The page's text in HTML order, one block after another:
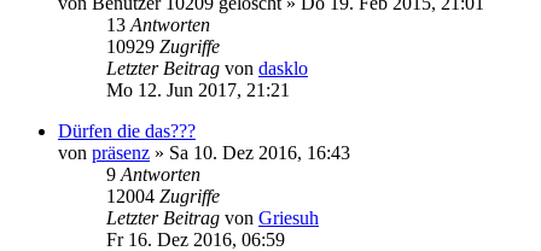
13 Antworten
10929 Zugriffe
Letzter Beitrag von dasklo
Mo 12. Jun 2017, 21:21
Dürfen die das???
von präsenz » Sa 10. Dez 2016, 16:43
9 Antworten
12004 Zugriffe
Letzter Beitrag von Griesuh
Fr 16. Dez 2016, 06:59